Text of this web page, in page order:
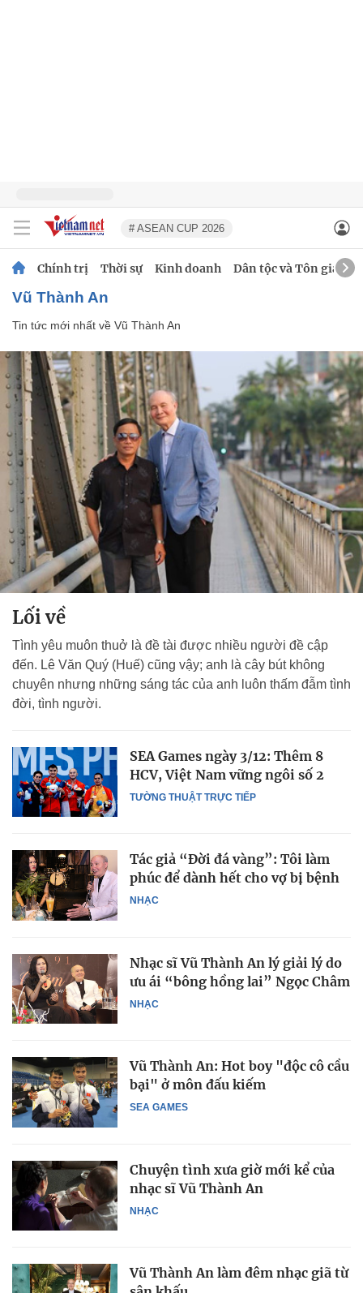
# ASEAN CUP 2026
Chính trị Thời sự Kinh doanh Dân tộc và Tôn giáo
Vũ Thành An
Tin tức mới nhất về Vũ Thành An
Lối về
Tình yêu muôn thuở là đề tài được nhiều người đề cập
đến. Lê Văn Quý (Huế) cũng vậy; anh là cây bút không
chuyên nhưng những sáng tác của anh luôn thấm đẫm tình
đời, tình người.
TƯỜNG THUẬT TRỰC TIẾP
SEA Games ngày 3/12: Thêm 8
HCV, Việt Nam vững ngôi số 2
NHẠC
Tác giả “Đời đá vàng”: Tôi làm
phúc để dành hết cho vợ bị bệnh
NHẠC
Nhạc sĩ Vũ Thành An lý giải lý do
ưu ái “bông hồng lai” Ngọc Châm
SEA GAMES
Vũ Thành An: Hot boy "độc cô cầu
bại" ở môn đấu kiếm
NHẠC
Chuyện tình xưa giờ mới kể của
nhạc sĩ Vũ Thành An
Vũ Thành An làm đêm nhạc giã từ